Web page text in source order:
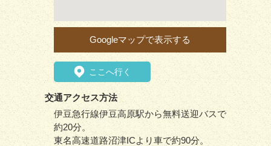
Googleマップで表示する
ここへ行く
交通アクセス方法
伊豆急行線伊豆高原駅から無料送迎バスで
約20分。
東名高速道路沼津ICより車で約90分。